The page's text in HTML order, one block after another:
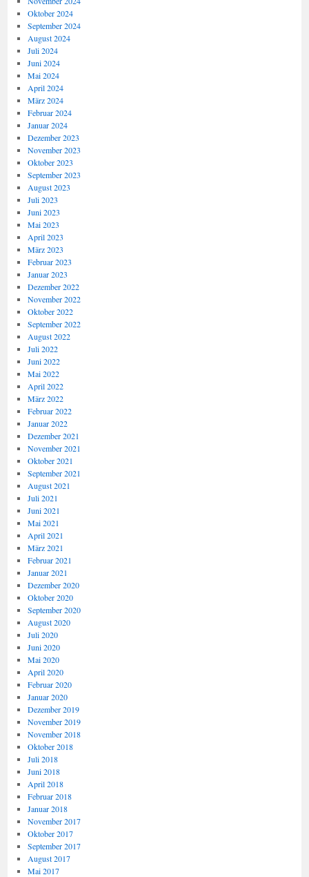
Oktober 2024
September 2024
August 2024
Juli 2024
Juni 2024
Mai 2024
April 2024
März 2024
Februar 2024
Januar 2024
Dezember 2023
November 2023
Oktober 2023
September 2023
August 2023
Juli 2023
Juni 2023
Mai 2023
April 2023
März 2023
Februar 2023
Januar 2023
Dezember 2022
November 2022
Oktober 2022
September 2022
August 2022
Juli 2022
Juni 2022
Mai 2022
April 2022
März 2022
Februar 2022
Januar 2022
Dezember 2021
November 2021
Oktober 2021
September 2021
August 2021
Juli 2021
Juni 2021
Mai 2021
April 2021
März 2021
Februar 2021
Januar 2021
Dezember 2020
Oktober 2020
September 2020
August 2020
Juli 2020
Juni 2020
Mai 2020
April 2020
Februar 2020
Januar 2020
Dezember 2019
November 2019
November 2018
Oktober 2018
Juli 2018
Juni 2018
April 2018
Februar 2018
Januar 2018
November 2017
Oktober 2017
September 2017
August 2017
Mai 2017